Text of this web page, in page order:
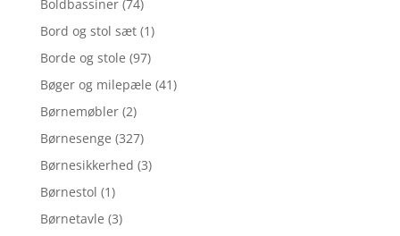
Boldbassiner (74)
Bord og stol sæt (1)
Borde og stole (97)
Bøger og milepæle (41)
Børnemøbler (2)
Børnesenge (327)
Børnesikkerhed (3)
Børnestol (1)
Børnetavle (3)